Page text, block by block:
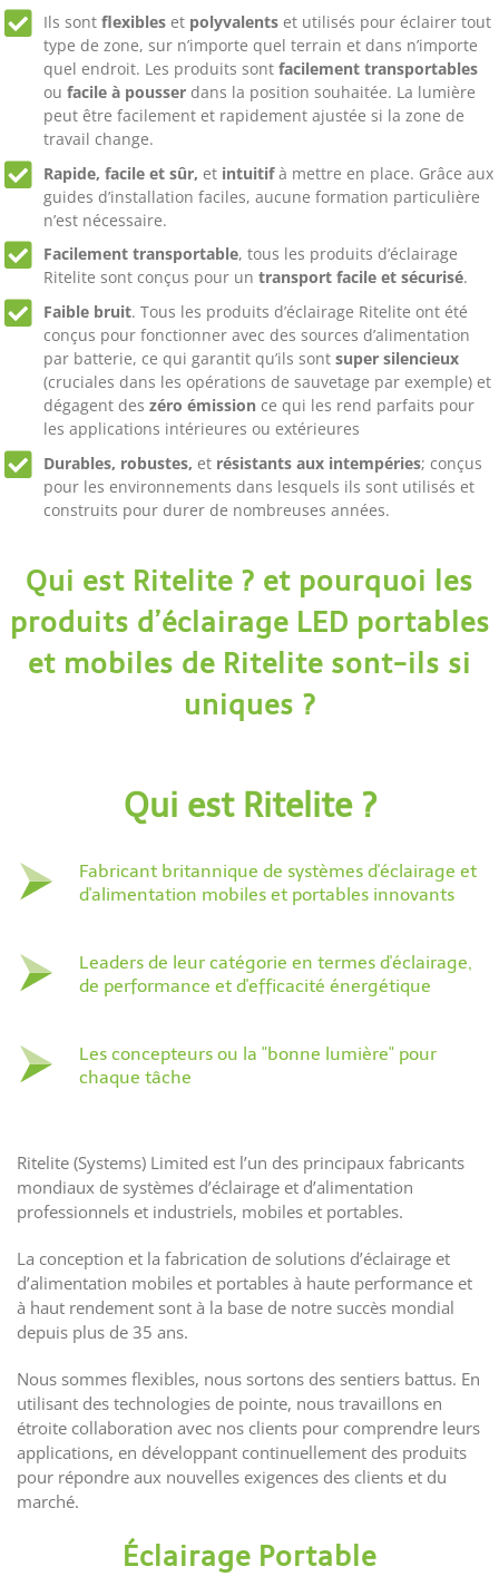
Ils sont flexibleset polyvalentset utilisés pour éclairer tout
type de zone, sur n’importe quel terrain et dans n’importe
quel endroit. Les produits sont facilement transportables
ou facile à pousserdans la position souhaitée. La lumière
peut être facilement et rapidement ajustée si la zone de
travail change.
Rapide, facile et sûr, etintuitifà mettre en place. Grâce aux
guides d’installation faciles, aucune formation particulière
n’est nécessaire.
Facilement transportable, tous les produits d’éclairage
Ritelite sont conçus pour un transport facile et sécurisé.
Faible bruit. Tous les produits d’éclairage Ritelite ont été
conçus pour fonctionner avec des sources d’alimentation
par batterie, ce qui garantit qu’ils sont super silencieux
(cruciales dans les opérations de sauvetage par exemple) et
dégagent des zéro émission ce qui les rend parfaits pour
les applications intérieures ou extérieures
Durables, robustes, et résistants aux intempéries; conçus
pour les environnements dans lesquels ils sont utilisés et
construits pour durer de nombreuses années.
Qui est Ritelite ? et pourquoi les
produits d’éclairage LED portables
et mobiles de Ritelite sont-ils si
uniques ?
Qui est Ritelite ?
Fabricant britannique de systèmes d'éclairage et
d'alimentation mobiles et portables innovants
Leaders de leur catégorie en termes d'éclairage,
de performance et d'efficacité énergétique
Les concepteurs ou la "bonne lumière" pour
chaque tâche
Ritelite (Systems) Limited est l’un des principaux fabricants
mondiaux de systèmes d’éclairage et d’alimentation
professionnels et industriels, mobiles et portables.
La conception et la fabrication de solutions d’éclairage et
d’alimentation mobiles et portables à haute performance et
à haut rendement sont à la base de notre succès mondial
depuis plus de 35 ans.
Nous sommes flexibles, nous sortons des sentiers battus. En
utilisant des technologies de pointe, nous travaillons en
étroite collaboration avec nos clients pour comprendre leurs
applications, en développant continuellement des produits
pour répondre aux nouvelles exigences des clients et du
marché.
Éclairage Portable